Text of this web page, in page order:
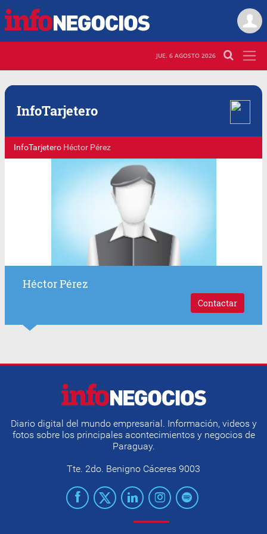
JUE. 6 AGOSTO 2026
InfoTarjetero
InfoTarjetero Héctor Pérez
Héctor Pérez
Contactar
Diario digital del mundo empresarial. Información, videos y
fotos sobre los principales acontecimientos y negocios de
Paraguay.
Tte. 2do. Benigno Cáceres 9003